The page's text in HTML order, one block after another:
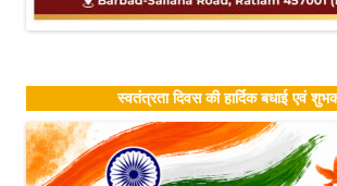
स्वतंत्रता दिवस की हार्दिक बधाई एवं